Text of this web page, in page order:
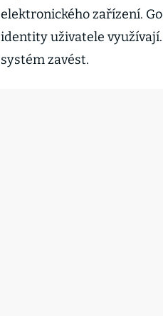
elektronického zařízení.
identity uživatele
systém zavést.